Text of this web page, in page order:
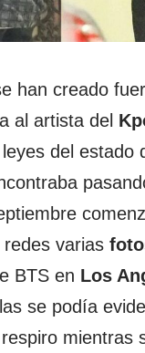
han creado
al artista del
del estado
varias
BTS en Los
se podía
mientras